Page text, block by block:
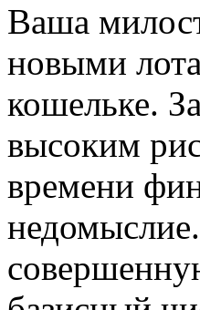
Ваша
новыми
кошельке.
высоким
времени